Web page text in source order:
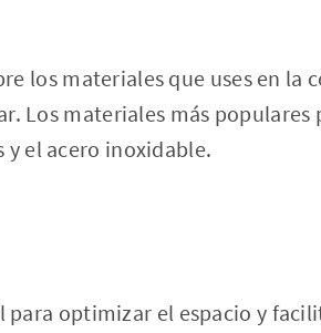
los materiales que uses en la
Los materiales más populares
y el acero inoxidable.
optimizar el espacio y